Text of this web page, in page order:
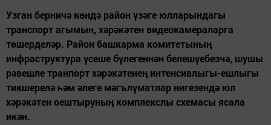
Узган берничә көндә район үзәге юлларындагы
транспорт агымын, хәрәкәтен видеокамераларга
төшерделәр. Район башкарма комитетының
инфраструктура үсеше бүлегеннән белешүебезчә, шушы
рәвешле транпорт хәрәкәтенең интенсивлыгы-ешлыгы
тикшерелә һәм әлеге мәгълүматлар нигезендә юл
хәрәкәтен оештыруның комплекслы схемасы ясала
икән.